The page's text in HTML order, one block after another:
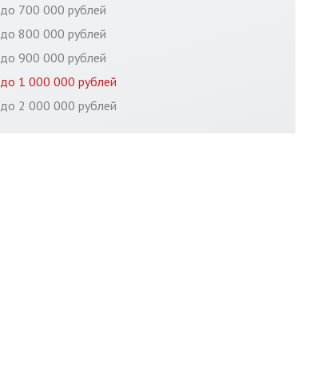
до 700 000 рублей
до 800 000 рублей
до 900 000 рублей
до 1 000 000 рублей
до 2 000 000 рублей